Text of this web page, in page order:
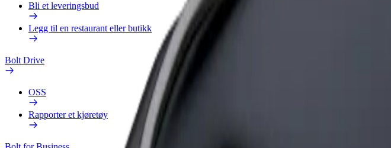
Bli et leveringsbud
Legg til en restaurant eller butikk
Bolt Drive
OSS
Rapporter et kjøretøy